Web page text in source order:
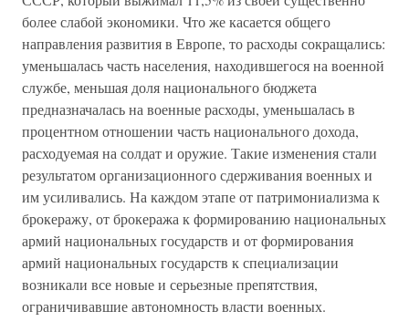
более слабой экономики. Что же касается общего
направления развития в Европе, то расходы сокращались:
уменьшалась часть населения, находившегося на военной
службе, меньшая доля национального бюджета
предназначалась на военные расходы, уменьшалась в
процентном отношении часть национального дохода,
расходуемая на солдат и оружие. Такие изменения стали
результатом организационного сдерживания военных и
им усиливались. На каждом этапе от патримониализма к
брокеражу, от брокеража к формированию национальных
армий национальных государств и от формирования
армий национальных государств к специализации
возникали все новые и серьезные препятствия,
ограничивавшие автономность власти военных.